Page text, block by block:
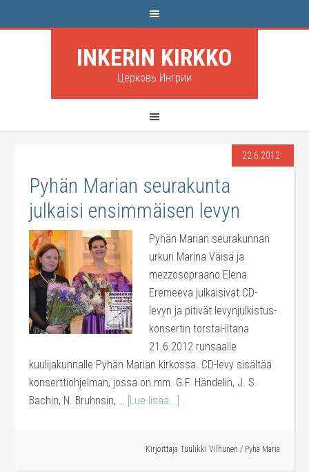
INKERIN KIRKKO
Церковь Ингрии
22.6.2012
Pyhän Marian seurakunta
julkaisi ensimmäisen levyn
Pyhän Marian seurakunnan
urkuri Marina Väisä ja
mezzosopraano Elena
Eremeeva julkaisivat CD-
levyn ja pitivät levynjulkistus-
konsertin torstai-iltana
21.6.2012 runsaalle
kuulijakunnalle Pyhän Marian kirkossa. CD-levy sisältää
konserttiohjelman, jossa on mm. G.F. Händelin, J. S.
Bachin, N. Bruhnsin, … [Lue lisää...]
Kirjoittaja Tuulikki Vilhunen / Pyhä Maria